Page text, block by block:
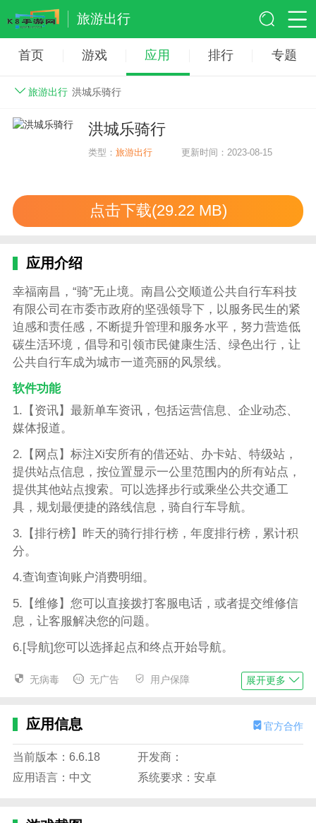
旅游出行
首页 游戏 应用 排行 专题
旅游出行 洪城乐骑行
洪城乐骑行
类型：旅游出行 更新时间：2023-08-15
点击下载(29.22 MB)
应用介绍
幸福南昌，“骑”无止境。南昌公交顺道公共自行车科技
有限公司在市委市政府的坚强领导下，以服务民生的紧
迫感和责任感，不断提升管理和服务水平，努力营造低
碳生活环境，倡导和引领市民健康生活、绿色出行，让
公共自行车成为城市一道亮丽的风景线。
软件功能
1.【资讯】最新单车资讯，包括运营信息、企业动态、
媒体报道。
2.【网点】标注Xi安所有的借还站、办卡站、特级站，
提供站点信息，按位置显示一公里范围内的所有站点，
提供其他站点搜索。可以选择步行或乘坐公共交通工
具，规划最便捷的路线信息，骑自行车导航。
3.【排行榜】昨天的骑行排行榜，年度排行榜，累计积
分。
4.查询查询账户消费明细。
5.【维修】您可以直接拨打客服电话，或者提交维修信
息，让客服解决您的问题。
6.[导航]您可以选择起点和终点开始导航。
软件特色
1、自行车租赁操作简单，直接通过手机扫码即可快速
2.实时跟踪自行车位置，快速找到周边自行车，租车更
方便。
3.迅速找到自行车。当地所有地区都有自行车停放，所
无病毒 无广告 用户保障 展开更多
应用信息 官方合作
当前版本：6.6.18
开发商：
应用语言：中文
系统要求：安卓